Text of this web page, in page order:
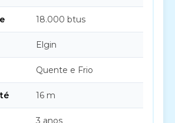
18.000 btus
Elgin
Quente e Frio
16 m
3 anos